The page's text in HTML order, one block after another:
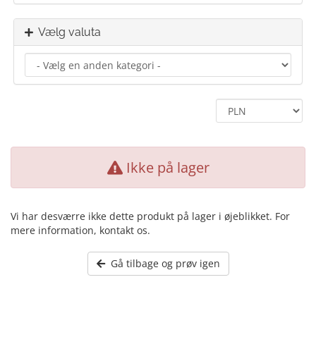
Vælg valuta
Ikke på lager
Vi har desværre ikke dette produkt på lager i øjeblikket. For
mere information, kontakt os.
Gå tilbage og prøv igen